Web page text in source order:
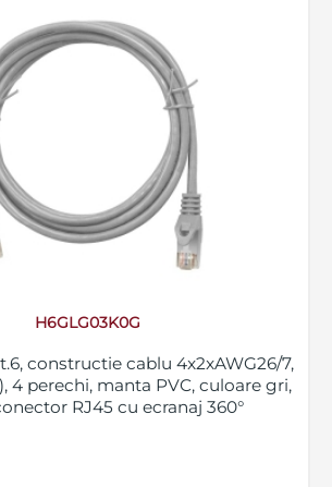
H6GLG03K0G
constructie cablu 4x2xAWG26/7,
4 perechi, manta PVC, culoare gri,
RJ45 cu ecranaj 360°